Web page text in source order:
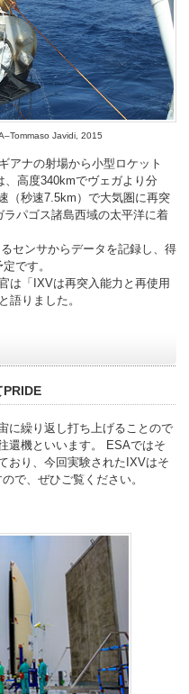
Javidi, 2015
アナの射場から小型ロケット
、高度340kmでヴェガより分
（秒速7.5km）で大気圏に再突
ラパゴス諸島西域の太平洋に着
センサからデータを記録し、得
です。
は「IXVは再突入能力と再使用
語りました。
PRIDE
に繰り返し打ち上げることので
還機といいます。 ESAではそ
おり、今回実験されたIXVはそ
で、ぜひご覧ください。